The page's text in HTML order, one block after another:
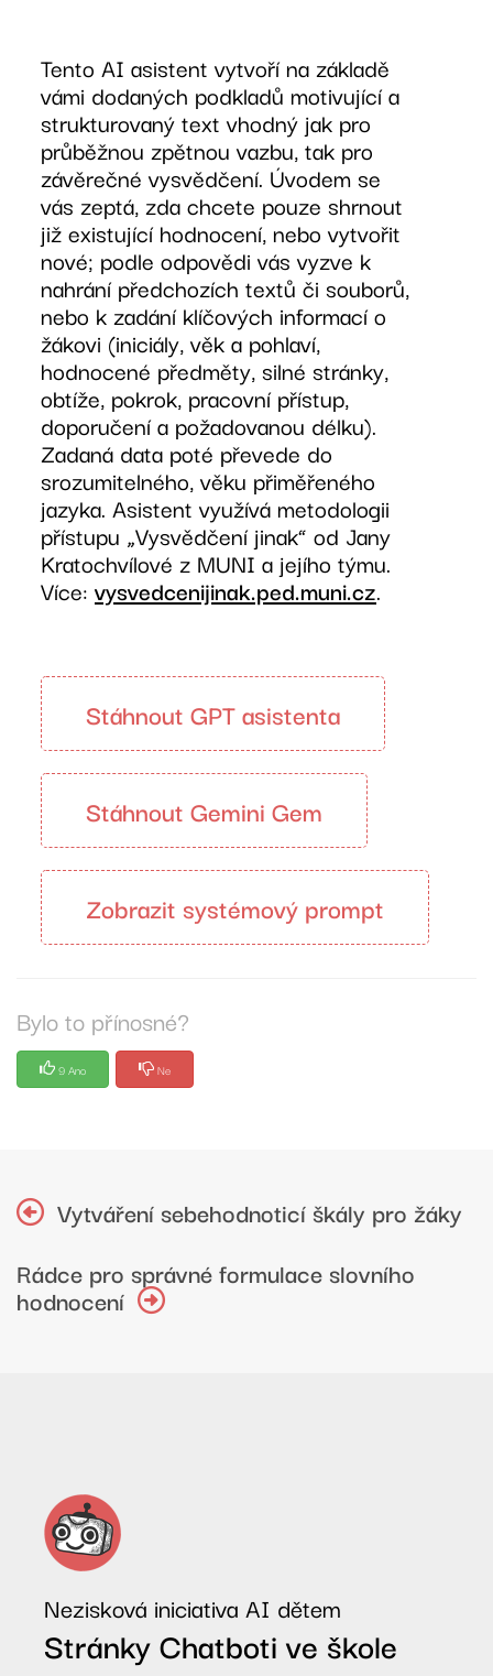
Tento AI asistent vytvoří na základě
vámi dodaných podkladů motivující a
strukturovaný text vhodný jak pro
průběžnou zpětnou vazbu, tak pro
závěrečné vysvědčení. Úvodem se
vás zeptá, zda chcete pouze shrnout
již existující hodnocení, nebo vytvořit
nové; podle odpovědi vás vyzve k
nahrání předchozích textů či souborů,
nebo k zadání klíčových informací o
žákovi (iniciály, věk a pohlaví,
hodnocené předměty, silné stránky,
obtíže, pokrok, pracovní přístup,
doporučení a požadovanou délku).
Zadaná data poté převede do
srozumitelného, věku přiměřeného
jazyka. Asistent využívá metodologii
přístupu „Vysvědčení jinak“ od Jany
Kratochvílové z MUNI a jejího týmu.
Více: vysvedcenijinak.ped.muni.cz.
Stáhnout GPT asistenta
Stáhnout Gemini Gem
Zobrazit systémový prompt
Bylo to přínosné?
9 Ano Ne
Vytváření sebehodnoticí škály pro žáky
Rádce pro správné formulace slovního
hodnocení
Nezisková iniciativa AI dětem
Stránky Chatboti ve škole